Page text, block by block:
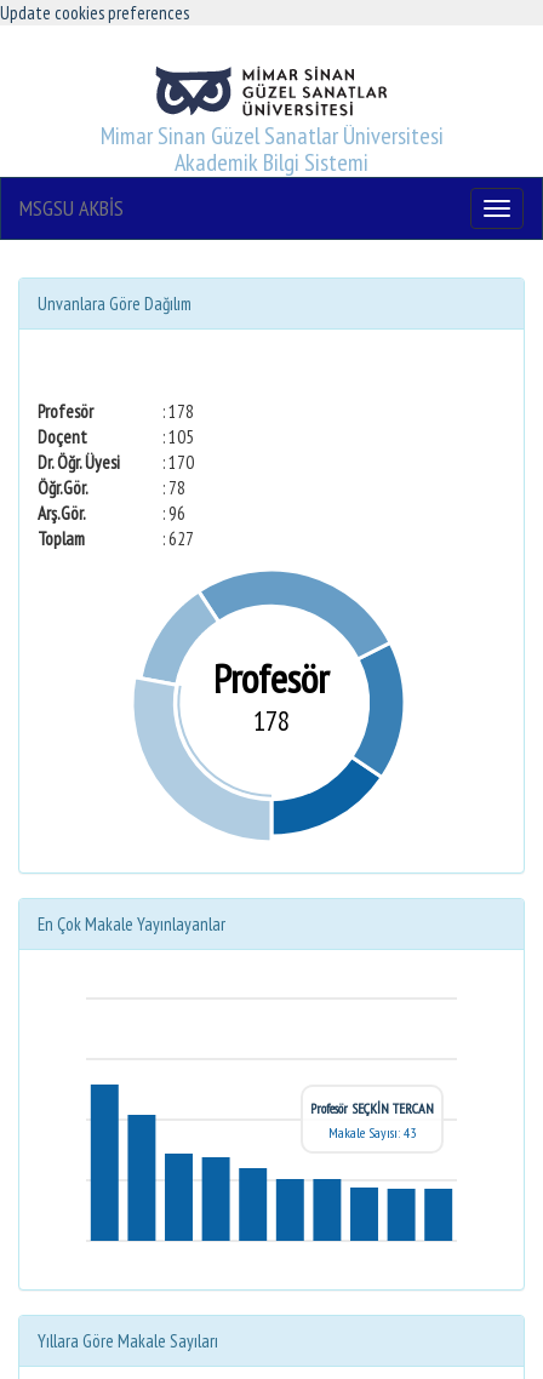
Update cookies preferences
Mimar Sinan Güzel Sanatlar Üniversitesi
Akademik Bilgi Sistemi
Menu
MSGSU AKBİS
Unvanlara Göre Dağılım
Profesör
: 178
Doçent
: 105
Dr. Öğr. Üyesi
: 170
Öğr.Gör.
: 78
Arş.Gör.
: 96
Toplam
: 627
Profesör
178
En Çok Makale Yayınlayanlar
Profesör SEÇKİN TERCAN
Makale Sayısı: 43
Yıllara Göre Makale Sayıları